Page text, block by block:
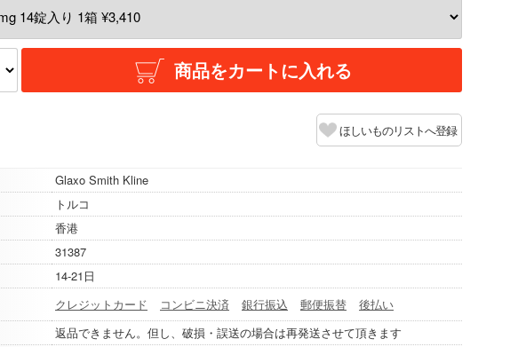
商品をカートに入れる
ほしいものリストへ登録
Glaxo Smith Kline
トルコ
香港
31387
14-21日
クレジットカード コンビニ決済 銀行振込 郵便振替
後払い
返品できません。但し、破損・誤送の場合は再発送させて頂きます